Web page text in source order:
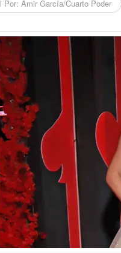
l Por: Amir García/Cuarto Poder